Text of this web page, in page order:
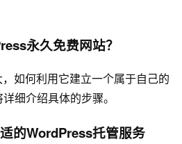
永久免费网站？
如何利用它建立一个属于自己的
细介绍具体的步骤。
的WordPress托管服务